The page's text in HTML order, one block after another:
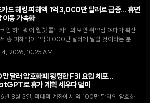
카드 해킹 피해액 1억 3,000만 달러로 급증... 휴면
이동 가속화
인 하드웨어 월렛 콜드카드의 보안 취약점 여파가 확산
총 피해액이 1억 3,000만 달러에 달할 것이라는 분석
왔다. 2021년 펌웨어 결함에서 비롯된 이번 사태로 10년
4, 2026, 10:25 AM
달러 암호화폐 횡령한 FBI 요원 체포...
로 휴가 계획 세우다 덜미
년 8월 3일, 적대적 계좌에서 약 100만 달러의 암호화